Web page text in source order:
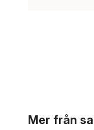
Mer från